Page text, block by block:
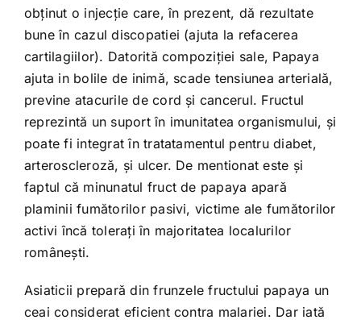
obţinut o injecţie care, în prezent, dă rezultate
bune în cazul discopatiei (ajuta la refacerea
cartilagiilor). Datorită compoziţiei sale, Papaya
ajuta in bolile de inimă, scade tensiunea arterială,
previne atacurile de cord şi cancerul. Fructul
reprezintă un suport în imunitatea organismului, şi
poate fi integrat în tratatamentul pentru diabet,
arteroscleroză, şi ulcer. De mentionat este şi
faptul că minunatul fruct de papaya apară
plaminii fumătorilor pasivi, victime ale fumătorilor
activi încă toleraţi în majoritatea localurilor
româneşti.
Asiaticii prepară din frunzele fructului papaya un
ceai considerat eficient contra malariei. Dar iată